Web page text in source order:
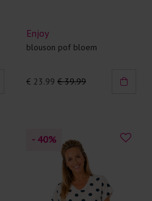
Enjoy
blouson pof bloem
€ 23.99 € 39.99
- 40%